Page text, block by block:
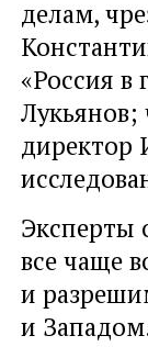
делам,
«Россия в
директор
Эксперты
все чаще
и
и